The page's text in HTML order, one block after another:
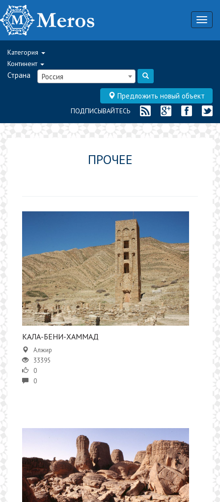
Категория
Континент
Страна Россия
Предложить новый объект
ПОДПИСЫВАЙТЕСЬ
ПРОЧЕЕ
КАЛА-БЕНИ-ХАММАД
Алжир
33395
0
0